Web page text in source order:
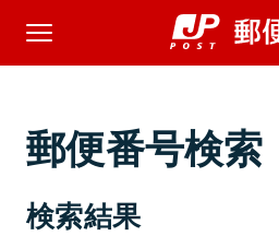
郵便番号検索
検索結果